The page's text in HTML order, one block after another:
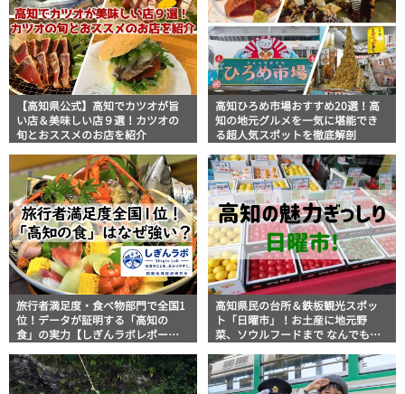
【高知県公式】高知でカツオが旨
い店＆美味しい店９選！カツオの
旬とおススメのお店を紹介
高知ひろめ市場おすすめ20選！高
知の地元グルメを一気に堪能でき
る超人気スポットを徹底解剖
旅行者満足度・食べ物部門で全国1
位！データが証明する「高知の
食」の実力【しぎんラボレポー
高知県民の台所＆鉄板観光スポッ
ト「日曜市」！お土産に地元野
菜、ソウルフードまで なんでもそ
説！